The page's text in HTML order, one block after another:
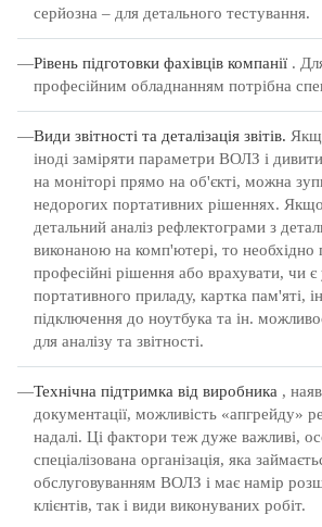
серйозна – для детального тестування.
Рівень підготовки фахівців компанії .
професійним обладнанням потрібна
Види звітності та деталізація звітів.
іноді заміряти параметри ВОЛЗ і
на моніторі прямо на об'єкті, можна
недорогих портативних рішеннях.
детальний аналіз рефлектограми з
виконаною на комп'ютері, то
професійні рішення або врахувати, чи є
портативного приладу, картка пам'яті,
підключення до ноутбука та ін.
для аналізу та звітності.
Технічна підтримка від виробника ,
документації, можливість «апгрейду»
надалі. Ці фактори теж дуже важливі,
спеціалізована організація, яка
обслуговуванням ВОЛЗ і має намір
клієнтів, так і види виконуваних робіт.